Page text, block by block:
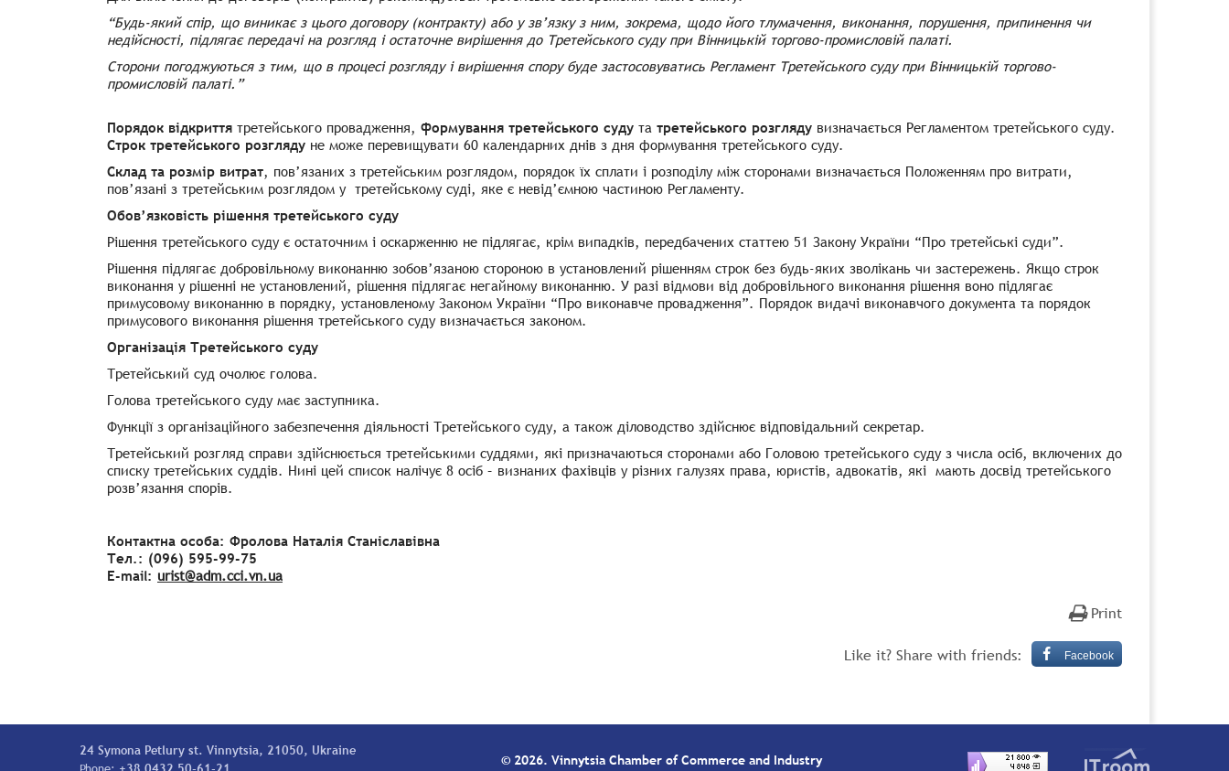
“Будь-який спір, що виникає з цього договору (контракту) або у зв’язку з ним, зокрема, щодо його тлумачення, виконання, порушення, припинення чи
недійсності, підлягає передачі на розгляд і остаточне вирішення до Третейського суду при Вінницькій торгово-промисловій палаті.
Сторони погоджуються з тим, що в процесі розгляду і вирішення спору буде застосовуватись Регламент Третейського суду при Вінницькій торгово-
промисловій палаті.”
Порядок відкриття третейського провадження, формування третейського суду та третейського розгляду визначається Регламентом третейського суду.
Строк третейського розгляду не може перевищувати 60 календарних днів з дня формування третейського суду.
Склад та розмір витрат, пов’язаних з третейським розглядом, порядок їх сплати і розподілу між сторонами визначається Положенням про витрати,
пов’язані з третейським розглядом у третейському суді, яке є невід’ємною частиною Регламенту.
Обов’язковість рішення третейського суду
Рішення третейського суду є остаточним і оскарженню не підлягає, крім випадків, передбачених статтею 51 Закону України “Про третейські суди”.
Рішення підлягає добровільному виконанню зобов’язаною стороною в установлений рішенням строк без будь-яких зволікань чи застережень. Якщо строк
виконання у рішенні не установлений, рішення підлягає негайному виконанню. У разі відмови від добровільного виконання рішення воно підлягає
примусовому виконанню в порядку, установленому Законом України “Про виконавче провадження”. Порядок видачі виконавчого документа та порядок
примусового виконання рішення третейського суду визначається законом.
Організація Третейського суду
Третейський суд очолює голова.
Голова третейського суду має заступника.
Функції з організаційного забезпечення діяльності Третейського суду, а також діловодство здійснює відповідальний секретар.
Третейський розгляд справи здійснюється третейськими суддями, які призначаються сторонами або Головою третейського суду з числа осіб, включених до
списку третейських суддів. Нині цей список налічує 8 осіб – визнаних фахівців у різних галузях права, юристів, адвокатів, які мають досвід третейського
розв’язання спорів.
Контактна особа: Фролова Наталія Станіславівна
Тел.: (096) 595-99-75
E-mail: urist@adm.cci.vn.ua
Print
Like it? Share with friends: Facebook
24 Symona Petlury st. Vinnytsia, 21050, Ukraine
© 2026. Vinnytsia Chamber of Commerce and Industry